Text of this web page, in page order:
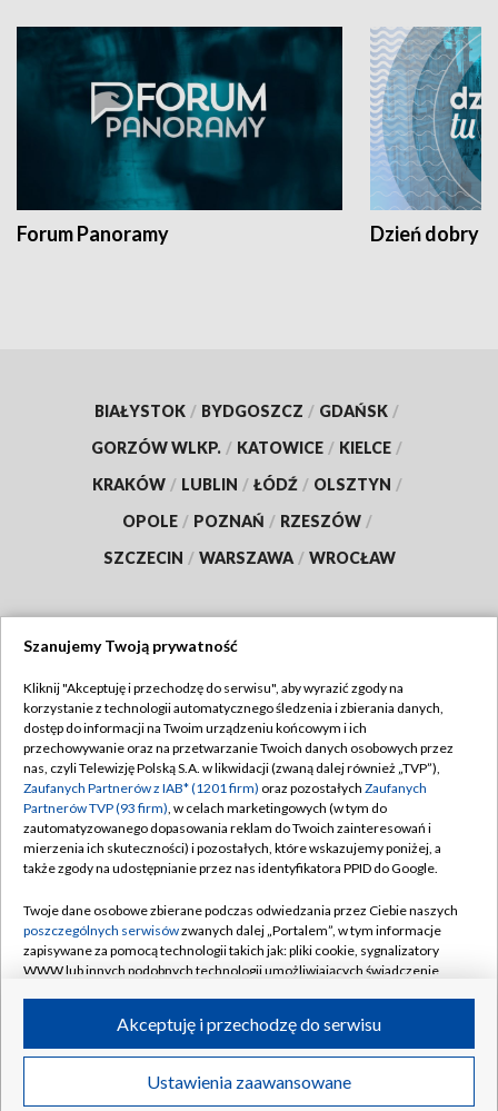
Forum Panoramy Dzień dobry
BIAŁYSTOK / BYDGOSZCZ / GDAŃSK /
GORZÓW WLKP. / KATOWICE / KIELCE /
KRAKÓW / LUBLIN / ŁÓDŹ / OLSZTYN /
OPOLE / POZNAŃ / RZESZÓW /
SZCZECIN / WARSZAWA / WROCŁAW
TVP
Abonament TVP
Emisja w TVP
Centrum informacji TVP
Naziemna Telewizja Cyfrowa
Rada Programowa
System NOS
Informacje o nadawcy
Program dla prasy
Ogłoszenie przetargowe
Regulamin TVP
Polityka prywatności
Moje zgody
Pomoc
Kontakt
Kanały
©2026 Telewizja Polska S.A. w likwidacji
Szanujemy Twoją prywatność
Kliknij "Akceptuję i przechodzę do serwisu", aby wyrazić zgody na
korzystanie z technologii automatycznego śledzenia i zbierania danych,
dostęp do informacji na Twoim urządzeniu końcowym i ich
przechowywanie oraz na przetwarzanie Twoich danych osobowych przez
nas, czyli Telewizję Polską S.A. w likwidacji (zwaną dalej również „TVP”),
Zaufanych Partnerów z IAB* (1201 firm) oraz pozostałych Zaufanych
Partnerów TVP (93 firm), w celach marketingowych (w tym do
zautomatyzowanego dopasowania reklam do Twoich zainteresowań i
mierzenia ich skuteczności) i pozostałych, które wskazujemy poniżej, a
także zgody na udostępnianie przez nas identyfikatora PPID do Google.
Twoje dane osobowe zbierane podczas odwiedzania przez Ciebie naszych
poszczególnych serwisówzwanych dalej „Portalem”, w tym informacje
zapisywane za pomocą technologii takich jak: pliki cookie, sygnalizatory
WWW lub innych podobnych technologii umożliwiających świadczenie
ruchu w Internecie.
Twoje dane osobowe zbierane podczas odwiedzania przez Ciebie
poszczególnych serwisówna Portalu, takie jak adresy IP, identyfikatory
Ustawienia zaawansowane
Akceptuję i przechodzę do serwisu